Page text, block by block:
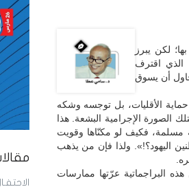
لكن يبرز
الذي اقترف
أن يسوق
الأقليات، بل توجسه وشكه
الصورة الإجرامية البشعة. هذا
فكيف لو مكنّاها وقويت
اليهود؟!». ولذا فإن من يذهب
البراجماتية عرّتها ممارسات